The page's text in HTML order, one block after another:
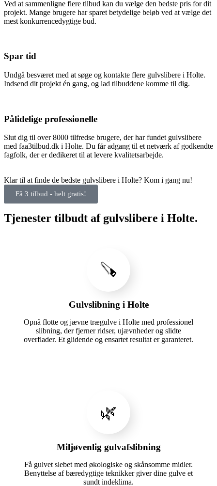
Ved at sammenligne flere tilbud kan du vælge den bedste pris for dit
projekt. Mange brugere har sparet betydelige beløb ved at vælge det
mest konkurrencedygtige bud.
Spar tid
Undgå besværet med at søge og kontakte flere gulvslibere i Holte.
Indsend dit projekt én gang, og lad tilbuddene komme til dig.
Pålidelige professionelle
Slut dig til over 8000 tilfredse brugere, der har fundet gulvslibere
med faa3tilbud.dk i Holte. Du får adgang til et netværk af godkendte
fagfolk, der er dedikeret til at levere kvalitetsarbejde.
Klar til at finde de bedste gulvslibere i Holte? Kom i gang nu!
Få 3 tilbud - helt gratis!
Tjenester tilbudt af gulvslibere i Holte.
🪚
Gulvslibning i Holte
Opnå flotte og jævne trægulve i Holte med professionel
slibning, der fjerner ridser, ujævnheder og slidte
overflader. Et glidende og ensartet resultat er garanteret.
🌿
Miljøvenlig gulvafslibning
Få gulvet slebet med økologiske og skånsomme midler.
Benyttelse af bæredygtige teknikker giver dine gulve et
sundt indeklima.